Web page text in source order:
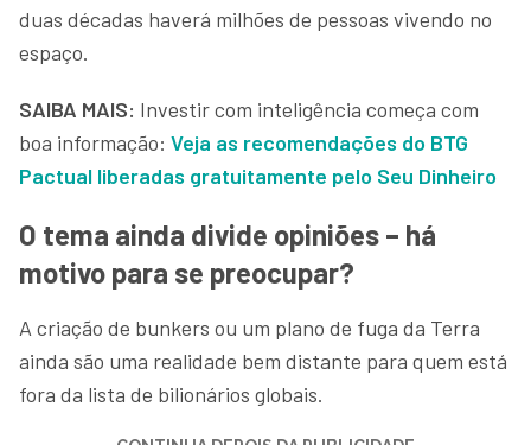
duas décadas haverá milhões de pessoas vivendo no
espaço.
SAIBA MAIS: Investir com inteligência começa com
boa informação: Veja as recomendações do BTG
Pactual liberadas gratuitamente pelo Seu Dinheiro
O tema ainda divide opiniões – há
motivo para se preocupar?
A criação de bunkers ou um plano de fuga da Terra
ainda são uma realidade bem distante para quem está
fora da lista de bilionários globais.